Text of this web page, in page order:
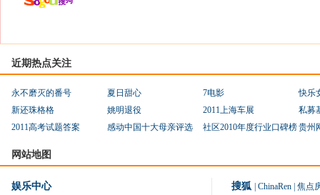
近期热点关注
永不磨灭的番号 夏日甜心 7电影
快乐
新还珠格格
姚明退役 2011上海车展
私募
2011高考试题答案
感动中国十大母亲评选 社区2010年度行业口碑榜贵州
网站地图
娱乐中心 搜狐 ChinaRen 焦点